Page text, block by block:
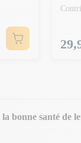
Prix
bonne santé de